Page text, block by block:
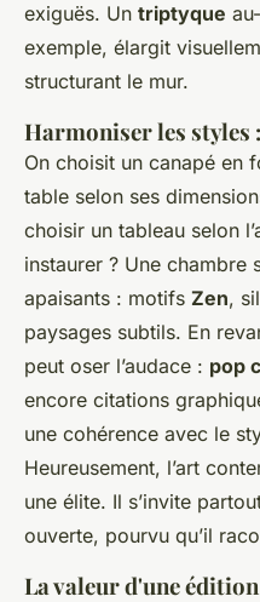
exiguës. Un triptyque
exemple, élargit
structurant le mur.
Harmoniser les styles
On choisit un canapé en
table selon ses
choisir un tableau selon
instaurer ? Une chambre
apaisants : motifs Zen,
paysages subtils. En
peut oser l’audace : pop
encore citations
une cohérence avec le
Heureusement, l’art
une élite. Il s’invite
ouverte, pourvu qu’il
La valeur d'une